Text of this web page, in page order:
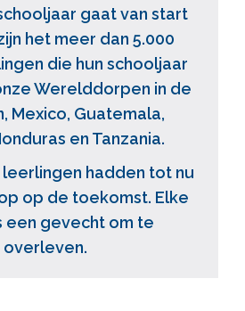
gaat van start
het meer dan 5.000
die hun schooljaar
Werelddorpen in de
Mexico, Guatemala,
en Tanzania.
hadden tot nu
op de toekomst. Elke
een gevecht om te
overleven.